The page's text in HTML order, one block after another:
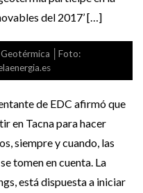
del 2017’ […]
Geotérmica │Foto:
de EDC afirmó que
en Tacna para hacer
siempre y cuando, las
tomen en cuenta. La
está dispuesta a iniciar